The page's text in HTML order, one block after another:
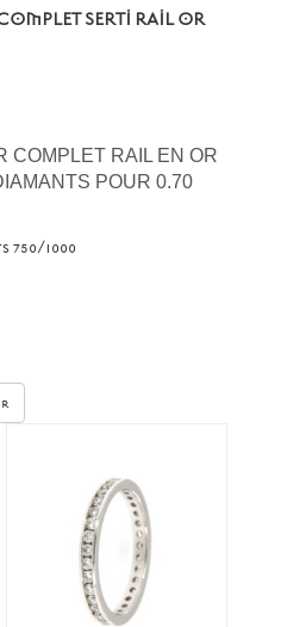
SERTI RAIL OR
COMPLET RAIL EN OR
POUR 0.70
750/1000